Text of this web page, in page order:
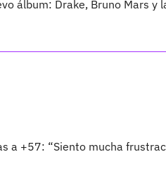
álbum: Drake, Bruno Mars y
a +57: “Siento mucha